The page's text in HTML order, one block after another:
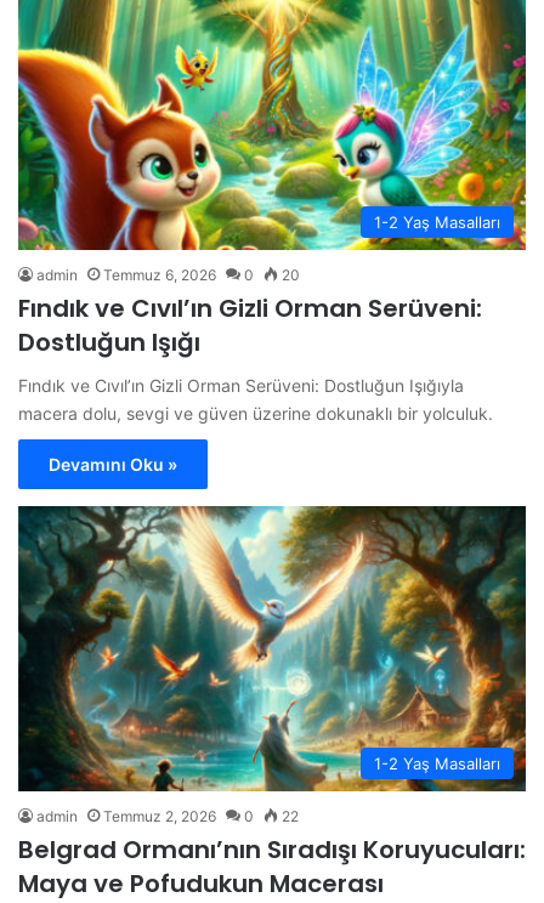
1-2 Yaş Masalları
admin Temmuz 6, 2026 0 20
Fındık ve Cıvıl’ın Gizli Orman Serüveni:
Dostluğun Işığı
Fındık ve Cıvıl’ın Gizli Orman Serüveni: Dostluğun Işığıyla
macera dolu, sevgi ve güven üzerine dokunaklı bir yolculuk.
Devamını Oku »
1-2 Yaş Masalları
admin Temmuz 2, 2026 0 22
Belgrad Ormanı’nın Sıradışı Koruyucuları:
Maya ve Pofudukun Macerası